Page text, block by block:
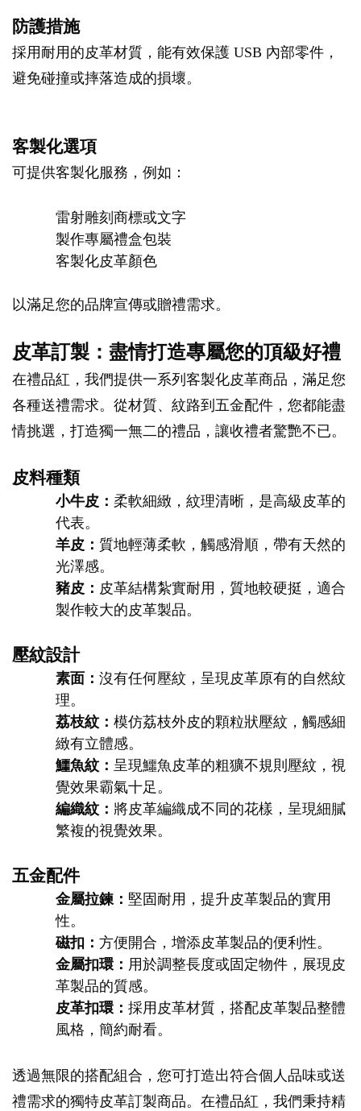
防護措施
採用耐用的皮革材質，能有效保護 USB 內部零件，
避免碰撞或摔落造成的損壞。
客製化選項
可提供客製化服務，例如：
雷射雕刻商標或文字
製作專屬禮盒包裝
客製化皮革顏色
以滿足您的品牌宣傳或贈禮需求。
皮革訂製：盡情打造專屬您的頂級好禮
在禮品紅，我們提供一系列客製化皮革商品，滿足您
各種送禮需求。從材質、紋路到五金配件，您都能盡
情挑選，打造獨一無二的禮品，讓收禮者驚艷不已。
皮料種類
小牛皮： 柔軟細緻，紋理清晰，是高級皮革的
代表。
羊皮： 質地輕薄柔軟，觸感滑順，帶有天然的
光澤感。
豬皮： 皮革結構紮實耐用，質地較硬挺，適合
製作較大的皮革製品。
壓紋設計
素面： 沒有任何壓紋，呈現皮革原有的自然紋
理。
荔枝紋： 模仿荔枝外皮的顆粒狀壓紋，觸感細
緻有立體感。
鱷魚紋： 呈現鱷魚皮革的粗獷不規則壓紋，視
覺效果霸氣十足。
編織紋： 將皮革編織成不同的花樣，呈現細膩
繁複的視覺效果。
五金配件
金屬拉鍊： 堅固耐用，提升皮革製品的實用
性。
磁扣： 方便開合，增添皮革製品的便利性。
金屬扣環： 用於調整長度或固定物件，展現皮
革製品的質感。
皮革扣環： 採用皮革材質，搭配皮革製品整體
風格，簡約耐看。
透過無限的搭配組合，您可打造出符合個人品味或送
禮需求的獨特皮革訂製商品。在禮品紅，我們秉持精